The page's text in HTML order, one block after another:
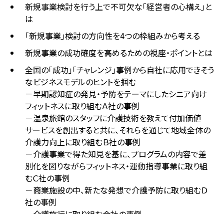
新規事業検討を行う上で不可欠な「経営者の心構え」と
は
「新規事業」検討の方向性を4つの枠組みから考える
新規事業の成功確度を高めるための視座・ポイントとは
全国の「成功」「チャレンジ」事例から自社に応用できそう
なビジネスモデルのヒントを掴む
－早期認知症の発見・予防をテーマにしたシニア向け
フィットネスに取り組むＡ社の事例
－温泉旅館のスタッフに介護技術を教えて付加価値
サービスを創出すると共に、それらを通じて地域全体の
介護力向上に取り組むＢ社の事例
－介護事業で得た知見を基に、プログラムの内容で差
別化を図りながらフィットネス・運動指導事業に取り組
むＣ社の事例
－商業施設の中、新たな発想で介護予防に取り組むＤ
社の事例